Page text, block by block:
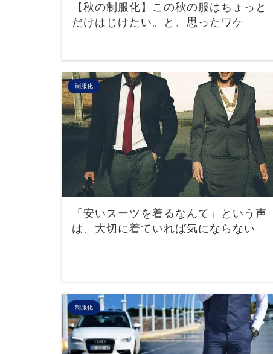
【秋の制服化】この秋の服はちょっと
だけはじけたい。と、思ったワケ
制服化
「安いスーツを着るなんて」という声
は、大切に着ていれば気にならない
制服化